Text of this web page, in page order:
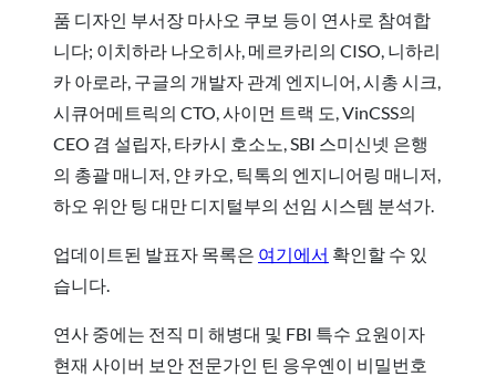
품 디자인 부서장 마사오 쿠보 등이 연사로 참여합
니다; 이치하라 나오히사, 메르카리의 CISO, 니하리
카 아로라, 구글의 개발자 관계 엔지니어, 시총 시크,
시큐어메트릭의 CTO, 사이먼 트랙 도, VinCSS의
CEO 겸 설립자, 타카시 호소노, SBI 스미신넷 은행
의 총괄 매니저, 얀 카오, 틱톡의 엔지니어링 매니저,
하오 위안 팅 대만 디지털부의 선임 시스템 분석가.
업데이트된 발표자 목록은 여기에서 확인할 수 있
습니다.
연사 중에는 전직 미 해병대 및 FBI 특수 요원이자
현재 사이버 보안 전문가인 틴 응우옌이 비밀번호